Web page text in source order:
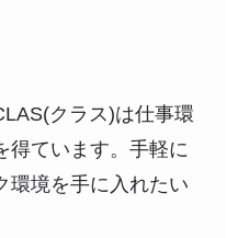
クラス)は仕事環
得ています。手軽に
環境を手に入れたい